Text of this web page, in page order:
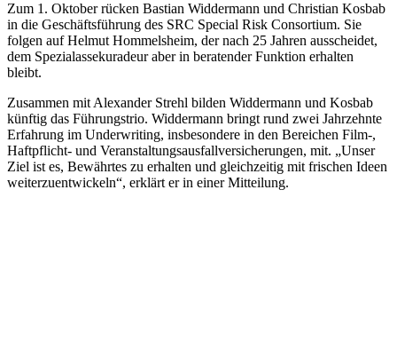
Zum 1. Oktober rücken Bastian Widdermann und Christian Kosbab
in die Geschäftsführung des SRC Special Risk Consortium. Sie
folgen auf Helmut Hommelsheim, der nach 25 Jahren ausscheidet,
dem Spezialassekuradeur aber in beratender Funktion erhalten
bleibt.
Zusammen mit Alexander Strehl bilden Widdermann und Kosbab
künftig das Führungstrio. Widdermann bringt rund zwei Jahrzehnte
Erfahrung im Underwriting, insbesondere in den Bereichen Film-,
Haftpflicht- und Veranstaltungsausfallversicherungen, mit. „Unser
Ziel ist es, Bewährtes zu erhalten und gleichzeitig mit frischen Ideen
weiterzuentwickeln“, erklärt er in einer Mitteilung.